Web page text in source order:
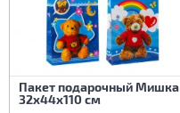
Пакет подарочный Мишка
32х44х110 см